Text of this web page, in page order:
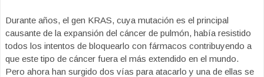
Durante años, el gen KRAS, cuya mutación es el principal
causante de la expansión del cáncer de pulmón, había resistido
todos los intentos de bloquearlo con fármacos contribuyendo a
que este tipo de cáncer fuera el más extendido en el mundo.
Pero ahora han surgido dos vías para atacarlo y una de ellas se